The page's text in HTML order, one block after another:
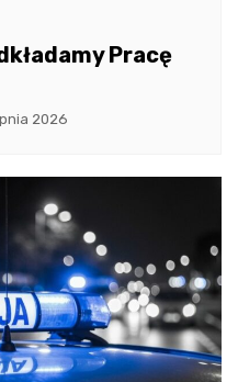
Pracę
2026